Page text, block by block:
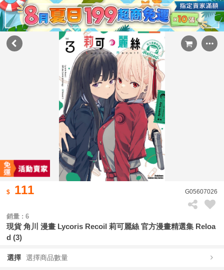
111 G05607026
銷量 : 6
現貨 角川 漫畫 Lycoris Recoil 莉可麗絲 官方漫畫精選集 Reloa
d (3)
選擇 選擇商品數量